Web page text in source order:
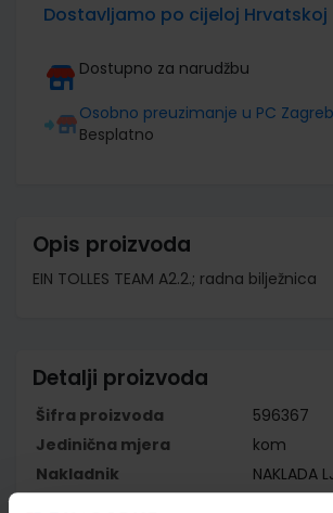
Dostavljamo po cijeloj Hrvatskoj
Dostupno za narudžbu
Osobno preuzimanje u PC Zagreb
Besplatno
Opis proizvoda
EIN TOLLES TEAM A2.2.; radna bilježnica
Detalji proizvoda
Šifra proizvoda
596367
Jedinična mjera
kom
Nakladnik
NAKLADA